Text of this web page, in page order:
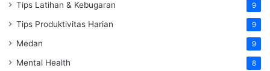
Tips Latihan & Kebugaran 9
Tips Produktivitas Harian 9
Medan 9
Mental Health 8